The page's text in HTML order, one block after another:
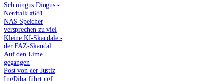
Schmingus Dingus -
Nerdtalk #681
NAS Speicher
versprechen zu viel
Kleine KI-Skandale -
der FAZ-Skandal
Auf den Lime
gegangen
Post von der Justiz
IngDiba führt ggf.